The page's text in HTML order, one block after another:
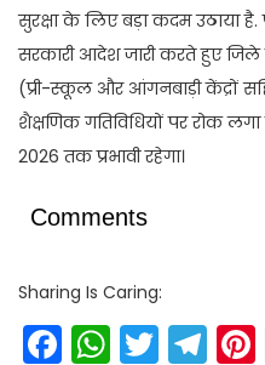
सुरक्षा के लिए बड़ा कदम उठाया
सरकारी आदेश जारी करते हुए जिले
(प्री-स्कूल और आंगनबाड़ी केंद्रों
शैक्षणिक गतिविधियों पर रोक
2026 तक प्रभावी रहेगा।
Comments
Sharing Is Caring:
Facebook